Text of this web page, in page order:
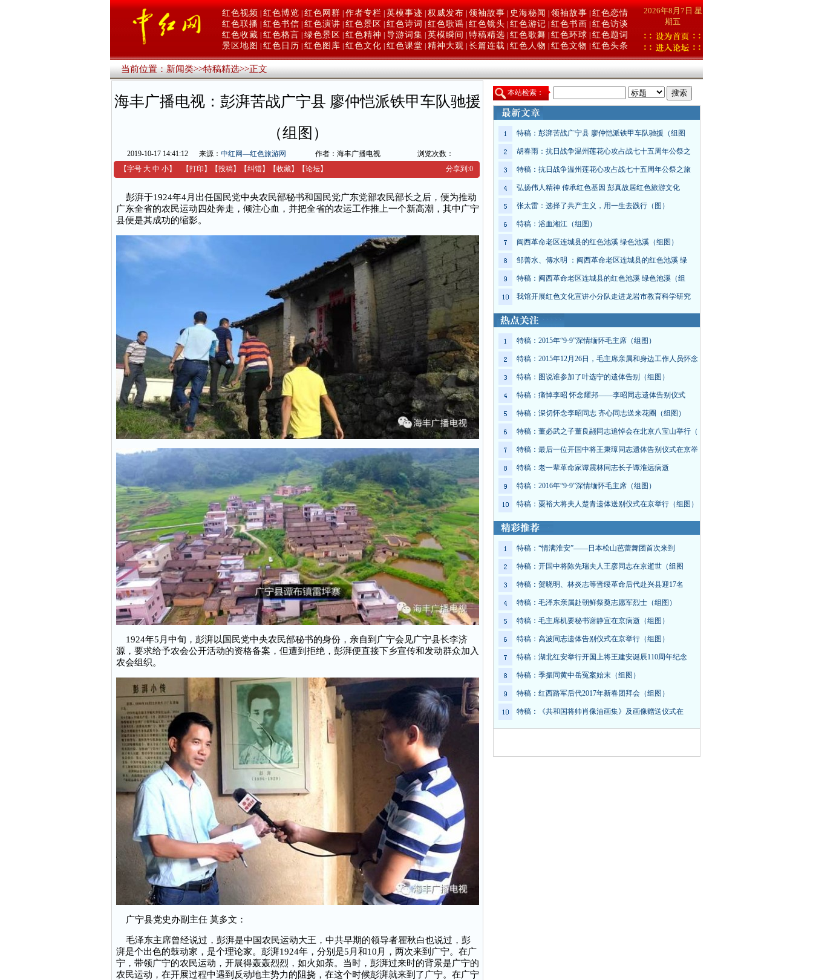
红色视频 红色博览 红色网群 作者专栏 英模事迹 权威发布 领袖故事 史海秘闻 领袖故事 红色恋情
红色联播 红色书信 红色演讲 红色景区 红色诗词 红色歌谣 红色镜头 红色游记 红色书画
红色访谈
红色收藏 红色格言 绿色景区 红色精神 导游词集 英模瞬间 特稿精选 红色歌舞 红色环球 红色题词
景区地图
红色日历 红色图库 红色文化 红色课堂 精神大观 长篇连载 红色人物 红色文物 红色头条
2026年8月7日 星
期五
当前位置：新闻类>>特稿精选>>正文
海丰广播电视：彭湃苦战广宁县 廖仲恺派铁甲车队驰援
（组图）
2019-10-17 14:41:12 来源： 中红网—红色旅游网 作者：海丰广播电视
浏览次数：
【字号 大 中 小】 【打印 】 【投稿】 【纠错】 【收藏】 【论坛】 分享到:0
彭湃于1924年4月出任国民党中央农民部秘书和国民党广东党部农民部长之后，便为推动
广东全省的农民运动四处奔走，倾注心血，并把全省的农运工作推上一个新高潮，其中广宁
县便是其成功的缩影。
1924年5月中旬，彭湃以国民党中央农民部秘书的身份，亲自到广宁会见广宁县长李济
源，要求给予农会公开活动的资格备案，但遭到拒绝，彭湃便直接下乡宣传和发动群众加入
农会组织。
广宁县党史办副主任 莫多文：
毛泽东主席曾经说过，彭湃是中国农民运动大王，中共早期的领导者瞿秋白也说过，彭
湃是个出色的鼓动家，是个理论家。彭湃1924年，分别是5月和10月，两次来到广宁。在广
宁，带领广宁的农民运动，开展得轰轰烈烈，如火如荼。当时，彭湃过来时的背景是广宁的
农民运动，在开展过程中遇到反动地主势力的阻挠，在这个时候彭湃就来到了广宁。在广宁
本站检索：
特稿：彭湃苦战广宁县 廖仲恺派铁甲车队驰援（组图
胡春雨：抗日战争温州莲花心攻占战七十五周年公祭之
特稿：抗日战争温州莲花心攻占战七十五周年公祭之旅
弘扬伟人精神 传承红色基因 彭真故居红色旅游文化
张太雷：选择了共产主义，用一生去践行（图）
特稿：浴血湘江（组图）
闽西革命老区连城县的红色池溪 绿色池溪（组图）
邹善水、傳水明 ：闽西革命老区连城县的红色池溪 绿
特稿：闽西革命老区连城县的红色池溪 绿色池溪（组
我馆开展红色文化宣讲小分队走进龙岩市教育科学研究
特稿：2015年“9·9”深情缅怀毛主席（组图）
特稿：2015年12月26日，毛主席亲属和身边工作人员怀念
特稿：图说谁参加了叶选宁的遗体告别（组图）
特稿：痛悼李昭 怀念耀邦——李昭同志遗体告别仪式
特稿：深切怀念李昭同志 齐心同志送来花圈（组图）
特稿：董必武之子董良翮同志追悼会在北京八宝山举行（
特稿：最后一位开国中将王秉璋同志遗体告别仪式在京举
特稿：老一辈革命家谭震林同志长子谭淮远病逝
特稿：2016年“9·9”深情缅怀毛主席（组图）
特稿：粟裕大将夫人楚青遗体送别仪式在京举行（组图）
特稿：“情满淮安”——日本松山芭蕾舞团首次来到
特稿：开国中将陈先瑞夫人王彦同志在京逝世（组图
特稿：贺晓明、林炎志等晋绥革命后代赴兴县迎17名
特稿：毛泽东亲属赴朝鲜祭奠志愿军烈士（组图）
特稿：毛主席机要秘书谢静宜在京病逝（组图）
特稿：高波同志遗体告别仪式在京举行（组图）
特稿：湖北红安举行开国上将王建安诞辰110周年纪念
特稿：季振同黄中岳冤案始末（组图）
特稿：红西路军后代2017年新春团拜会（组图）
特稿：《共和国将帅肖像油画集》及画像赠送仪式在